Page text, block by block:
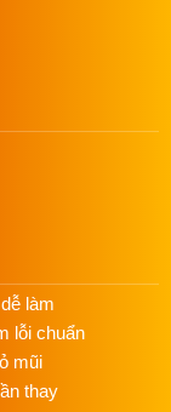
phẩm quần
việc sử dụng
cho các sản
Orel Có
làm
lỗi chuẩn
mũi
thay